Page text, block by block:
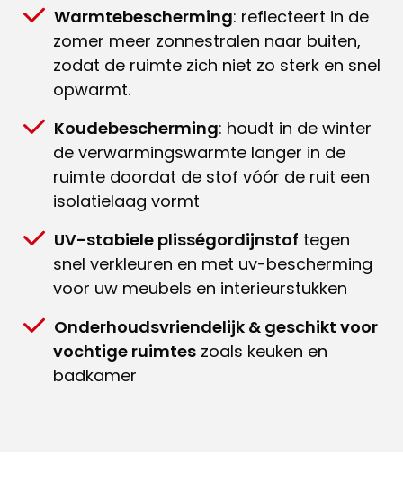
Warmtebescherming: reflecteert in de
zomer meer zonnestralen naar buiten,
zodat de ruimte zich niet zo sterk en snel
opwarmt.
Koudebescherming: houdt in de winter
de verwarmingswarmte langer in de
ruimte doordat de stof vóór de ruit een
isolatielaag vormt
UV-stabiele plisségordijnstof tegen
snel verkleuren en met uv-bescherming
voor uw meubels en interieurstukken
Onderhoudsvriendelijk & geschikt voor
vochtige ruimtes zoals keuken en
badkamer